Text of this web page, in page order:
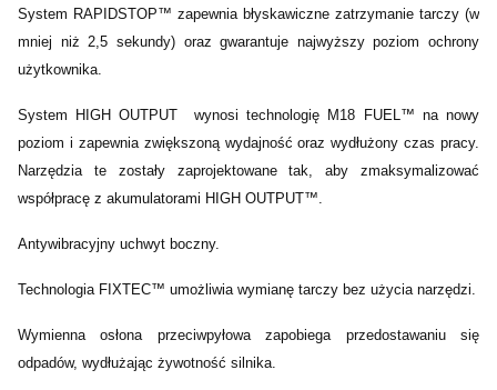
System RAPIDSTOP™ zapewnia błyskawiczne zatrzymanie tarczy (w
mniej niż 2,5 sekundy) oraz gwarantuje najwyższy poziom ochrony
użytkownika.
System HIGH OUTPUT wynosi technologię M18 FUEL™ na nowy
poziom i zapewnia zwiększoną wydajność oraz wydłużony czas pracy.
Narzędzia te zostały zaprojektowane tak, aby zmaksymalizować
współpracę z akumulatorami HIGH OUTPUT™.
Antywibracyjny uchwyt boczny.
Technologia FIXTEC™ umożliwia wymianę tarczy bez użycia narzędzi.
Wymienna osłona przeciwpyłowa zapobiega przedostawaniu się
odpadów, wydłużając żywotność silnika.